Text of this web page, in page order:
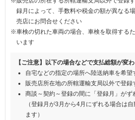
録月によって、手数料や税金の額が異なる
売店にお問合せください
※車検の切れた車両の場合、車検を取得する
います
【ご注意】以下の場合などで支払総額が変
自宅などの指定の場所へ陸送納車を希望
販売店所在地の所轄運輸支局以外で登録
商談～契約～登録の間に「登録月」がず
（登録月が3月から4月にずれる場合は
ます）